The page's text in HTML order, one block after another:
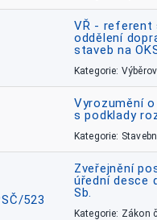
VŘ - referent
oddělení
staveb na
Kategorie:
Vyrozumění
s podklady
Kategorie:
523
Zveřejnění
úřední desce
Sb.
Kategorie: Zákon